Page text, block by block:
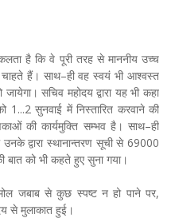
है कि वे पूरी तरह से माननीय उच्च
हैं। साथ–ही वह स्वयं भी आश्वस्त
सचिव महोदय द्वारा यह भी कहा
1...2 सुनवाई में निस्तारित करवाने की
की कार्यमुक्ति सम्भव है। साथ–ही
उनके द्वारा स्थानान्तरण सूची से 69000
बात को भी कहते हुए सुना गया।
जबाब से कुछ स्पष्ट न हो पाने पर,
से मुलाकात हुई।